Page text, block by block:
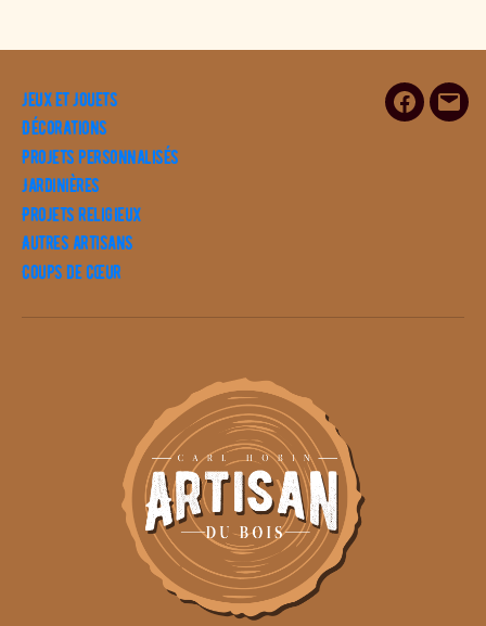
Jeux et Jouets
Décorations
Projets personnalisés
Jardinières
Projets religieux
Autres artisans
Coups de cœur
FacebookE-